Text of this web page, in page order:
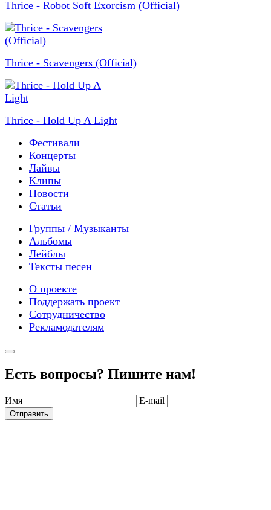
Thrice - Robot Soft Exorcism (Official)
Thrice - Scavengers (Official)
Thrice - Hold Up A Light
Фестивали
Концерты
Лайвы
Клипы
Новости
Статьи
Группы / Музыканты
Альбомы
Лейблы
Тексты песен
О проекте
Поддержать проект
Сотрудничество
Рекламодателям
Есть вопросы? Пишите нам!
Имя E-mail